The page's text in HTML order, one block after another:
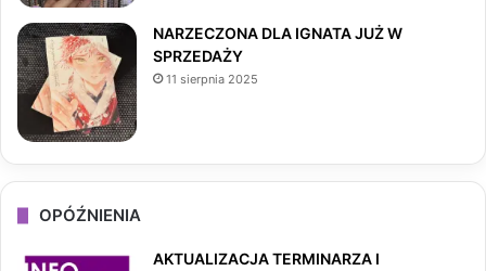
NARZECZONA DLA IGNATA JUŻ W
SPRZEDAŻY
11 sierpnia 2025
OPÓŹNIENIA
AKTUALIZACJA TERMINARZA I